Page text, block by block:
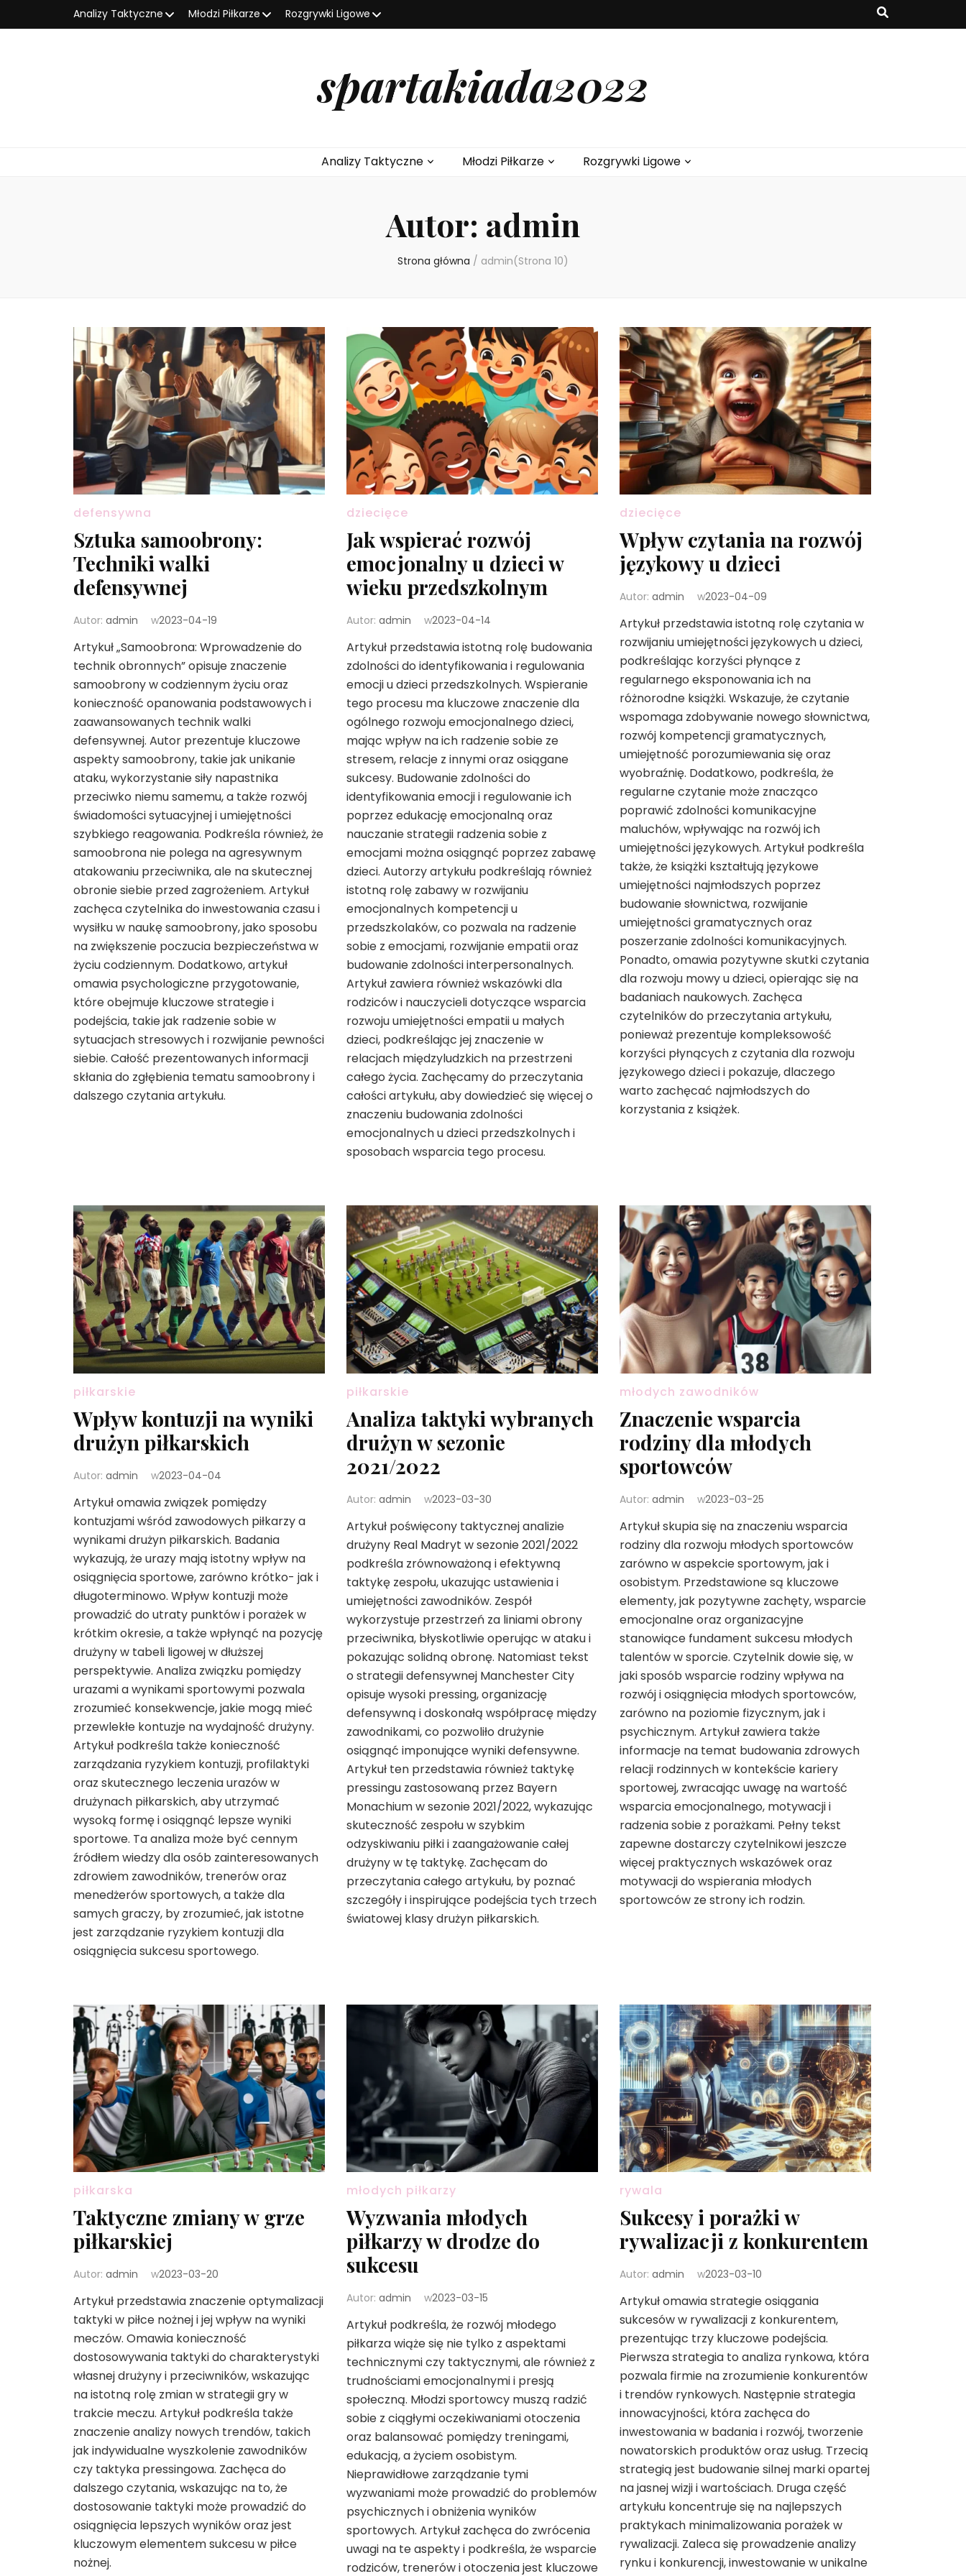
Analizy Taktyczne Młodzi Piłkarze Rozgrywki Ligowe
spartakiada2022
Analizy Taktyczne Młodzi Piłkarze Rozgrywki Ligowe
Autor: admin
Strona główna / admin(Strona 10)
defensywna
Sztuka samoobrony:
Techniki walki
defensywnej
Autor: admin w2023-04-19
Artykuł „Samoobrona: Wprowadzenie do
technik obronnych” opisuje znaczenie
samoobrony w codziennym życiu oraz
konieczność opanowania podstawowych i
zaawansowanych technik walki
defensywnej. Autor prezentuje kluczowe
aspekty samoobrony, takie jak unikanie
ataku, wykorzystanie siły napastnika
przeciwko niemu samemu, a także rozwój
świadomości sytuacyjnej i umiejętności
szybkiego reagowania. Podkreśla również, że
samoobrona nie polega na agresywnym
atakowaniu przeciwnika, ale na skutecznej
obronie siebie przed zagrożeniem. Artykuł
zachęca czytelnika do inwestowania czasu i
wysiłku w naukę samoobrony, jako sposobu
na zwiększenie poczucia bezpieczeństwa w
życiu codziennym. Dodatkowo, artykuł
omawia psychologiczne przygotowanie,
które obejmuje kluczowe strategie i
podejścia, takie jak radzenie sobie w
sytuacjach stresowych i rozwijanie pewności
siebie. Całość prezentowanych informacji
skłania do zgłębienia tematu samoobrony i
dalszego czytania artykułu.
dziecięce
Jak wspierać rozwój
emocjonalny u dzieci w
wieku przedszkolnym
Autor: admin w2023-04-14
Artykuł przedstawia istotną rolę budowania
zdolności do identyfikowania i regulowania
emocji u dzieci przedszkolnych. Wspieranie
tego procesu ma kluczowe znaczenie dla
ogólnego rozwoju emocjonalnego dzieci,
mając wpływ na ich radzenie sobie ze
stresem, relacje z innymi oraz osiągane
sukcesy. Budowanie zdolności do
identyfikowania emocji i regulowanie ich
poprzez edukację emocjonalną oraz
nauczanie strategii radzenia sobie z
emocjami można osiągnąć poprzez zabawę
dzieci. Autorzy artykułu podkreślają również
istotną rolę zabawy w rozwijaniu
emocjonalnych kompetencji u
przedszkolaków, co pozwala na radzenie
sobie z emocjami, rozwijanie empatii oraz
budowanie zdolności interpersonalnych.
Artykuł zawiera również wskazówki dla
rodziców i nauczycieli dotyczące wsparcia
rozwoju umiejętności empatii u małych
dzieci, podkreślając jej znaczenie w
relacjach międzyludzkich na przestrzeni
całego życia. Zachęcamy do przeczytania
całości artykułu, aby dowiedzieć się więcej o
znaczeniu budowania zdolności
emocjonalnych u dzieci przedszkolnych i
sposobach wsparcia tego procesu.
dziecięce
Wpływ czytania na rozwój
językowy u dzieci
Autor: admin w2023-04-09
Artykuł przedstawia istotną rolę czytania w
rozwijaniu umiejętności językowych u dzieci,
podkreślając korzyści płynące z
regularnego eksponowania ich na
różnorodne książki. Wskazuje, że czytanie
wspomaga zdobywanie nowego słownictwa,
rozwój kompetencji gramatycznych,
umiejętność porozumiewania się oraz
wyobraźnię. Dodatkowo, podkreśla, że
regularne czytanie może znacząco
poprawić zdolności komunikacyjne
maluchów, wpływając na rozwój ich
umiejętności językowych. Artykuł podkreśla
także, że książki kształtują językowe
umiejętności najmłodszych poprzez
budowanie słownictwa, rozwijanie
umiejętności gramatycznych oraz
poszerzanie zdolności komunikacyjnych.
Ponadto, omawia pozytywne skutki czytania
dla rozwoju mowy u dzieci, opierając się na
badaniach naukowych. Zachęca
czytelników do przeczytania artykułu,
ponieważ prezentuje kompleksowość
korzyści płynących z czytania dla rozwoju
językowego dzieci i pokazuje, dlaczego
warto zachęcać najmłodszych do
korzystania z książek.
piłkarskie
Wpływ kontuzji na wyniki
drużyn piłkarskich
Autor: admin w2023-04-04
Artykuł omawia związek pomiędzy
kontuzjami wśród zawodowych piłkarzy a
wynikami drużyn piłkarskich. Badania
wykazują, że urazy mają istotny wpływ na
osiągnięcia sportowe, zarówno krótko- jak i
długoterminowo. Wpływ kontuzji może
prowadzić do utraty punktów i porażek w
krótkim okresie, a także wpłynąć na pozycję
drużyny w tabeli ligowej w dłuższej
perspektywie. Analiza związku pomiędzy
urazami a wynikami sportowymi pozwala
zrozumieć konsekwencje, jakie mogą mieć
przewlekłe kontuzje na wydajność drużyny.
Artykuł podkreśla także konieczność
zarządzania ryzykiem kontuzji, profilaktyki
oraz skutecznego leczenia urazów w
drużynach piłkarskich, aby utrzymać
wysoką formę i osiągnąć lepsze wyniki
sportowe. Ta analiza może być cennym
źródłem wiedzy dla osób zainteresowanych
zdrowiem zawodników, trenerów oraz
menedżerów sportowych, a także dla
samych graczy, by zrozumieć, jak istotne
jest zarządzanie ryzykiem kontuzji dla
osiągnięcia sukcesu sportowego.
piłkarskie
Analiza taktyki wybranych
drużyn w sezonie
2021/2022
Autor: admin w2023-03-30
Artykuł poświęcony taktycznej analizie
drużyny Real Madryt w sezonie 2021/2022
podkreśla zrównoważoną i efektywną
taktykę zespołu, ukazując ustawienia i
umiejętności zawodników. Zespół
wykorzystuje przestrzeń za liniami obrony
przeciwnika, błyskotliwie operując w ataku i
pokazując solidną obronę. Natomiast tekst
o strategii defensywnej Manchester City
opisuje wysoki pressing, organizację
defensywną i doskonałą współpracę między
zawodnikami, co pozwoliło drużynie
osiągnąć imponujące wyniki defensywne.
Artykuł ten przedstawia również taktykę
pressingu zastosowaną przez Bayern
Monachium w sezonie 2021/2022, wykazując
skuteczność zespołu w szybkim
odzyskiwaniu piłki i zaangażowanie całej
drużyny w tę taktykę. Zachęcam do
przeczytania całego artykułu, by poznać
szczegóły i inspirujące podejścia tych trzech
światowej klasy drużyn piłkarskich.
młodych zawodników
Znaczenie wsparcia
rodziny dla młodych
sportowców
Autor: admin w2023-03-25
Artykuł skupia się na znaczeniu wsparcia
rodziny dla rozwoju młodych sportowców
zarówno w aspekcie sportowym, jak i
osobistym. Przedstawione są kluczowe
elementy, jak pozytywne zachęty, wsparcie
emocjonalne oraz organizacyjne
stanowiące fundament sukcesu młodych
talentów w sporcie. Czytelnik dowie się, w
jaki sposób wsparcie rodziny wpływa na
rozwój i osiągnięcia młodych sportowców,
zarówno na poziomie fizycznym, jak i
psychicznym. Artykuł zawiera także
informacje na temat budowania zdrowych
relacji rodzinnych w kontekście kariery
sportowej, zwracając uwagę na wartość
wsparcia emocjonalnego, motywacji i
radzenia sobie z porażkami. Pełny tekst
zapewne dostarczy czytelnikowi jeszcze
więcej praktycznych wskazówek oraz
motywacji do wspierania młodych
sportowców ze strony ich rodzin.
piłkarska
Taktyczne zmiany w grze
piłkarskiej
Autor: admin w2023-03-20
Artykuł przedstawia znaczenie optymalizacji
taktyki w piłce nożnej i jej wpływ na wyniki
meczów. Omawia konieczność
dostosowywania taktyki do charakterystyki
własnej drużyny i przeciwników, wskazując
na istotną rolę zmian w strategii gry w
trakcie meczu. Artykuł podkreśla także
znaczenie analizy nowych trendów, takich
jak indywidualne wyszkolenie zawodników
czy taktyka pressingowa. Zachęca do
dalszego czytania, wskazując na to, że
dostosowanie taktyki może prowadzić do
osiągnięcia lepszych wyników oraz jest
kluczowym elementem sukcesu w piłce
nożnej.
młodych piłkarzy
Wyzwania młodych
piłkarzy w drodze do
sukcesu
Autor: admin w2023-03-15
Artykuł podkreśla, że rozwój młodego
piłkarza wiąże się nie tylko z aspektami
technicznymi czy taktycznymi, ale również z
trudnościami emocjonalnymi i presją
społeczną. Młodzi sportowcy muszą radzić
sobie z ciągłymi oczekiwaniami otoczenia
oraz balansować pomiędzy treningami,
edukacją, a życiem osobistym.
Nieprawidłowe zarządzanie tymi
wyzwaniami może prowadzić do problemów
psychicznych i obniżenia wyników
sportowych. Artykuł zachęca do zwrócenia
uwagi na te aspekty i podkreśla, że wsparcie
rodziców, trenerów i otoczenia jest kluczowe
rywala
Sukcesy i porażki w
rywalizacji z konkurentem
Autor: admin w2023-03-10
Artykuł omawia strategie osiągania
sukcesów w rywalizacji z konkurentem,
prezentując trzy kluczowe podejścia.
Pierwsza strategia to analiza rynkowa, która
pozwala firmie na zrozumienie konkurentów
i trendów rynkowych. Następnie strategia
innowacyjności, która zachęca do
inwestowania w badania i rozwój, tworzenie
nowatorskich produktów oraz usług. Trzecią
strategią jest budowanie silnej marki opartej
na jasnej wizji i wartościach. Druga część
artykułu koncentruje się na najlepszych
praktykach minimalizowania porażek w
rywalizacji. Zaleca się prowadzenie analizy
rynku i konkurencji, inwestowanie w unikalne